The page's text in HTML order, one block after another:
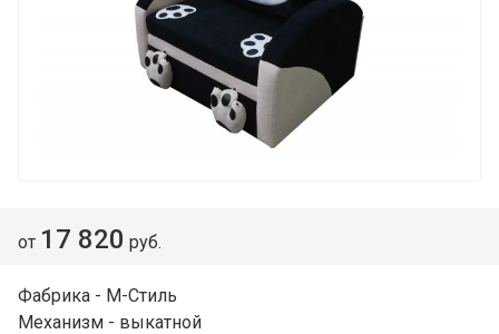
от 17 820 руб.
Фабрика - М-Стиль
Механизм - выкатной